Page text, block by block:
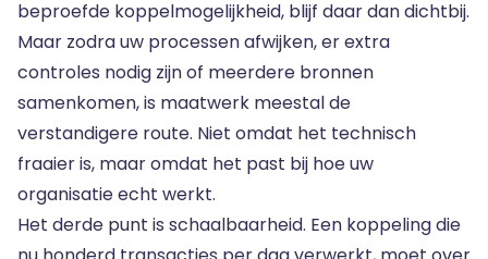
beproefde koppelmogelijkheid, blijf daar dan dichtbij.
Maar zodra uw processen afwijken, er extra
controles nodig zijn of meerdere bronnen
samenkomen, is maatwerk meestal de
verstandigere route. Niet omdat het technisch
fraaier is, maar omdat het past bij hoe uw
organisatie echt werkt.
Het derde punt is schaalbaarheid. Een koppeling die